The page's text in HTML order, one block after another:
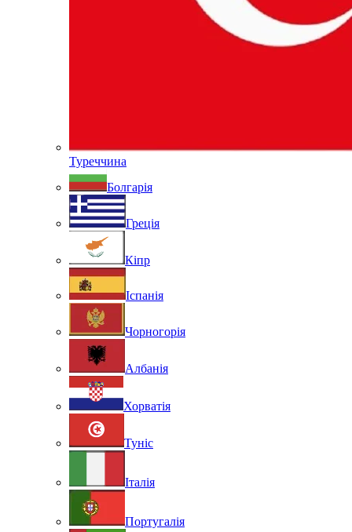
Туреччина
Болгарія
Греція
Кіпр
Іспанія
Чорногорія
Албанія
Хорватія
Туніс
Італія
Португалія